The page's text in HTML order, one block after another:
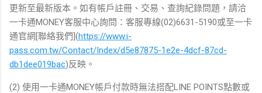
更新至最新版本。如有帳戶註冊、交易、查詢紀錄問題，請洽
一卡通MONEY客服中心詢問：客服專線(02)6631-5190或至一卡
通官網[聯絡我們](https://www.i-
pass.com.tw/Contact/Index/d5e87875-1e2e-4dcf-87cd-
db1dee019bac)反映。
(2) 使用一卡通MONEY帳戶付款時無法搭配LINE POINTS點數或